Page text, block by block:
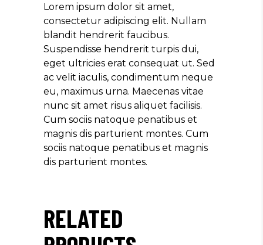
Lorem ipsum dolor sit amet,
consectetur adipiscing elit. Nullam
blandit hendrerit faucibus.
Suspendisse hendrerit turpis dui,
eget ultricies erat consequat ut. Sed
ac velit iaculis, condimentum neque
eu, maximus urna. Maecenas vitae
nunc sit amet risus aliquet facilisis.
Cum sociis natoque penatibus et
magnis dis parturient montes. Cum
sociis natoque penatibus et magnis
dis parturient montes.
RELATED